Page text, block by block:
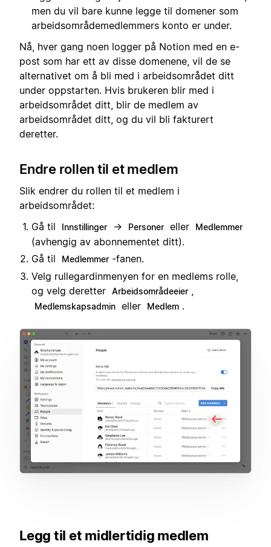
men du vil bare kunne legge til domener som
arbeidsområdemedlemmers konto er under.
Nå, hver gang noen logger på Notion med en e-
post som har ett av disse domenene, vil de se
alternativet om å bli med i arbeidsområdet ditt
under oppstarten. Hvis brukeren blir med i
arbeidsområdet ditt, blir de medlem av
arbeidsområdet ditt, og du vil bli fakturert
deretter.
Endre rollen til et medlem
Slik endrer du rollen til et medlem i
arbeidsområdet:
Gå til
Innstillinger → Personer eller Medlemmer
(avhengig av abonnementet ditt).
Gå til
Medlemmer -fanen.
Velg rullegardinmenyen for en medlems rolle,
og velg deretter Arbeidsområdeeier
Medlemskapsadmin eller Medlem .
Legg til et midlertidig medlem